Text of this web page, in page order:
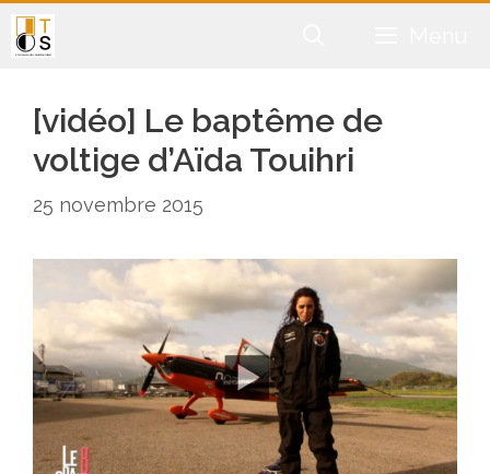
Aller
au
[vidéo] Le baptême de
voltige d’Aïda Touihri
25 novembre 2015